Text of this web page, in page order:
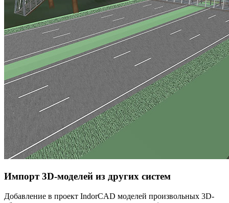
Импорт 3D-моделей из других систем
Добавление в проект IndorCAD моделей произвольных 3D-